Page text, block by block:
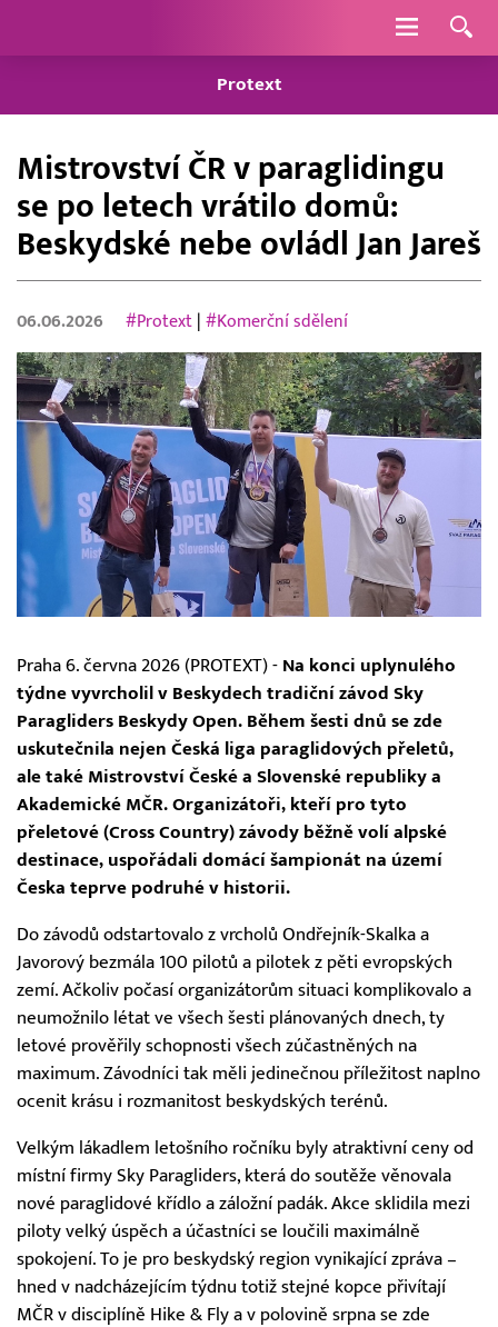
Navigace
Protext
Mistrovství ČR v paraglidingu
se po letech vrátilo domů:
Beskydské nebe ovládl Jan Jareš
06.06.2026 #Protext |#Komerční sdělení
Praha 6. června 2026 (PROTEXT) - Na konci uplynulého
týdne vyvrcholil v Beskydech tradiční závod Sky
Paragliders Beskydy Open. Během šesti dnů se zde
uskutečnila nejen Česká liga paraglidových přeletů,
ale také Mistrovství České a Slovenské republiky a
Akademické MČR. Organizátoři, kteří pro tyto
přeletové (Cross Country) závody běžně volí alpské
destinace, uspořádali domácí šampionát na území
Česka teprve podruhé v historii.
Do závodů odstartovalo z vrcholů Ondřejník-Skalka a
Javorový bezmála 100 pilotů a pilotek z pěti evropských
zemí. Ačkoliv počasí organizátorům situaci komplikovalo a
neumožnilo létat ve všech šesti plánovaných dnech, ty
letové prověřily schopnosti všech zúčastněných na
maximum. Závodníci tak měli jedinečnou příležitost naplno
ocenit krásu i rozmanitost beskydských terénů.
Velkým lákadlem letošního ročníku byly atraktivní ceny od
místní firmy Sky Paragliders, která do soutěže věnovala
nové paraglidové křídlo a záložní padák. Akce sklidila mezi
piloty velký úspěch a účastníci se loučili maximálně
spokojení. To je pro beskydský region vynikající zpráva –
hned v nadcházejícím týdnu totiž stejné kopce přivítají
MČR v disciplíně Hike & Fly a v polovině srpna se zde